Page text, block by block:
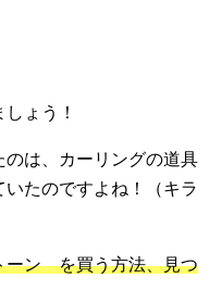
ょう！
のは、カーリングの道具
たのですよね！（キラ
ン を買う方法、見つ